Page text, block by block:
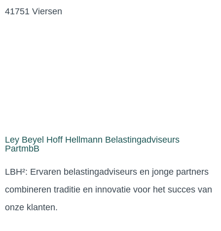
41751 Viersen
Ley Beyel Hoff Hellmann Belastingadviseurs
PartmbB
LBH²: Ervaren belastingadviseurs en jonge partners
combineren traditie en innovatie voor het succes van
onze klanten.